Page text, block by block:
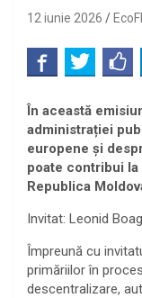
12 iunie 2026
În această
administrației
europene și
poate contribui
Republica
Invitat: Leonid
Împreună cu
primăriilor în
descentralizare,